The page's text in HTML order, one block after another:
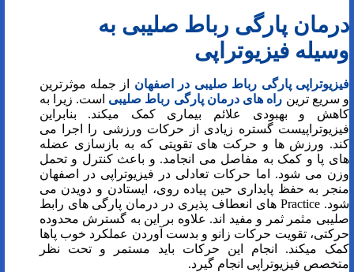
درمان پارگی رباط صلیبی به
وسیله فیزیوتراپی
فیزیوتراپی پارگی رباط صلیبی در اصفهان از جمله موثرترین
و سریع ترین راه های درمان پارگی رباط صلیبی است. زیرا به
کاهش و بهبودی علائم بیماری کمک میکند. بنابراین
فیزیوتراپیست گستره زیادی از حرکات ورزشی را اجرا می
کند. ورزش ها و حرکت های تقویتی که به بازسازی عضله
های پا و کمک به مفاصل می انجامد. و باعث کنترل و تحمل
وزن می شود. اما حرکات تعادلی در فیزیوتراپی در اصفهان
منجر به حفظ پایداری حین پیاده روی، ایستادن و دویدن می
شود. Practice های انعطاف پذیری در درمان پارگی های رابط
صلیبی مثمر ثمر و مفید اند. علاوه بر این به گسترش محدوده
حرکتی، تقویت حرکات زانو و بدست آوردن عملکرد خوب پاها
کمک میکند. انجام این حرکات باید مستمر و تحت نظر
متخصص فیزیوتراپی انجام گیرد.